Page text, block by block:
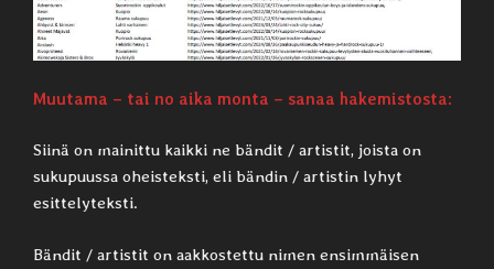
Muutama – tai no aika monta – sanaa hakemistosta:
Siinä on mainittu kaikki ne bändit / artistit, joista on
sukupuussa oheisteksti, eli bändin / artistin lyhyt
esittelyteksti.
Bändit / artistit on aakkostettu nimen ensimmäisen